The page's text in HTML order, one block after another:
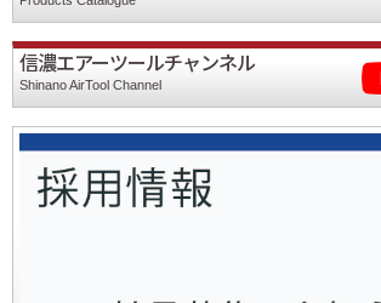
信濃エアーツールチャンネル
Shinano AirTool Channel